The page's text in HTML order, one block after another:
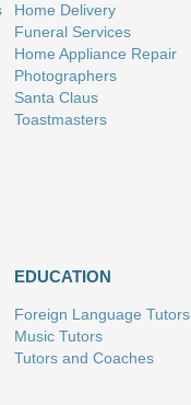
Home Delivery
Funeral Services
Home Appliance Repair
Photographers
Santa Claus
Toastmasters
EDUCATION
Foreign Language Tutors
Music Tutors
Tutors and Coaches